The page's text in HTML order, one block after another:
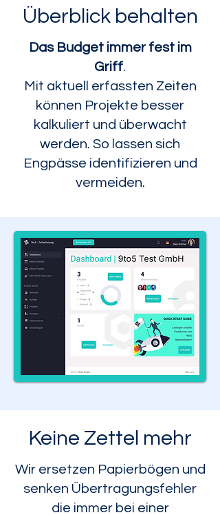
Überblick behalten
Das Budget immer fest im
Griff.
Mit aktuell erfassten Zeiten
können Projekte besser
kalkuliert und überwacht
werden. So lassen sich
Engpässe identifizieren und
vermeiden.
Keine Zettel mehr
Wir ersetzen Papierbögen und
senken Übertragungsfehler
die immer bei einer